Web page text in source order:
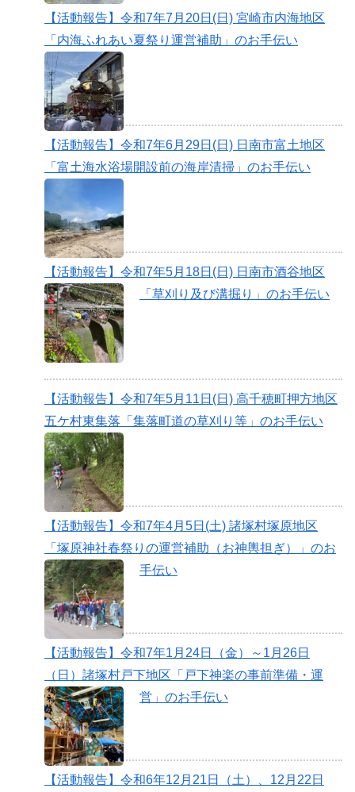
【活動報告】令和7年7月20日(日) 宮崎市内海地区
「内海ふれあい夏祭り運営補助」のお手伝い
【活動報告】令和7年6月29日(日) 日南市富土地区
「富土海水浴場開設前の海岸清掃」のお手伝い
【活動報告】令和7年5月18日(日) 日南市酒谷地区
「草刈り及び溝掘り」のお手伝い
【活動報告】令和7年5月11日(日) 高千穂町押方地区
五ケ村東集落「集落町道の草刈り等」のお手伝い
【活動報告】令和7年4月5日(土) 諸塚村塚原地区
「塚原神社春祭りの運営補助（お神輿担ぎ）」のお
手伝い
【活動報告】令和7年1月24日（金）～1月26日
（日）諸塚村戸下地区「戸下神楽の事前準備・運
営」のお手伝い
【活動報告】令和6年12月21日（土）、12月22日